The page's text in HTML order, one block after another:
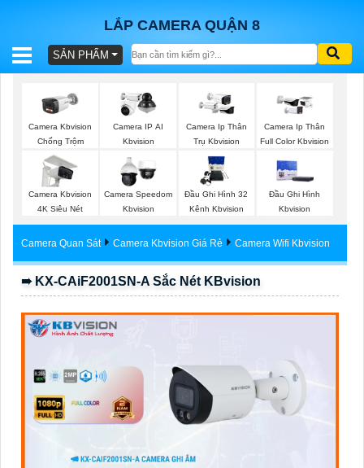
LẮP CAMERA QUẬN 8
BÁO
TRỌN
GÓI
SẢN
VẤN
ĐẶT
SẢN PHẨM
Camera Kbvision
Chống Trộm
Camera IP AI
Kbvision
Camera Ip Thân
Trụ Kbvision
Camera Ip Thân
Full Color Kbvision
Camera Kbvision
4K Siêu Nét
Camera Speedom
Kbvision
Đầu Ghi Hình 32
Kênh Kbvision
Đầu Ghi Hình
Kbvision
Camera Quan Sát Camera Kbvision Giá Rẻ Camera Wifi Kbvision
➠ KX-CAiF2001SN-A Sắc Nét KBvision